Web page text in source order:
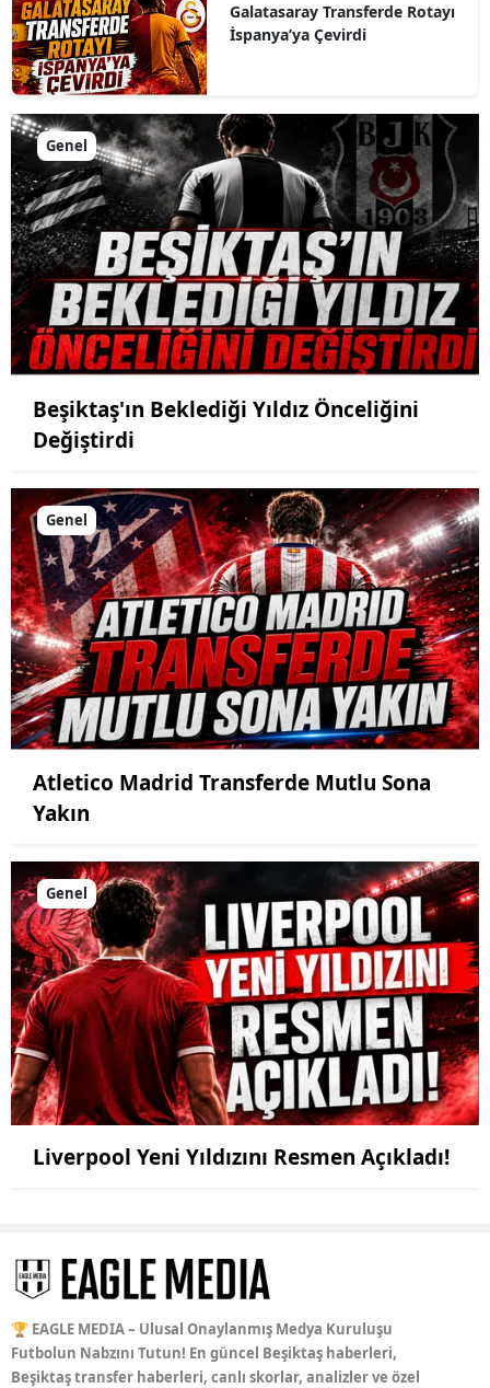
Galatasaray Transferde Rotayı
İspanya’ya Çevirdi
Genel
Beşiktaş'ın Beklediği Yıldız Önceliğini
Değiştirdi
Genel
Atletico Madrid Transferde Mutlu Sona
Yakın
Genel
Liverpool Yeni Yıldızını Resmen Açıkladı!
🏆 EAGLE MEDIA – Ulusal Onaylanmış Medya Kuruluşu
Futbolun Nabzını Tutun! En güncel Beşiktaş haberleri,
Beşiktaş transfer haberleri, canlı skorlar, analizler ve özel